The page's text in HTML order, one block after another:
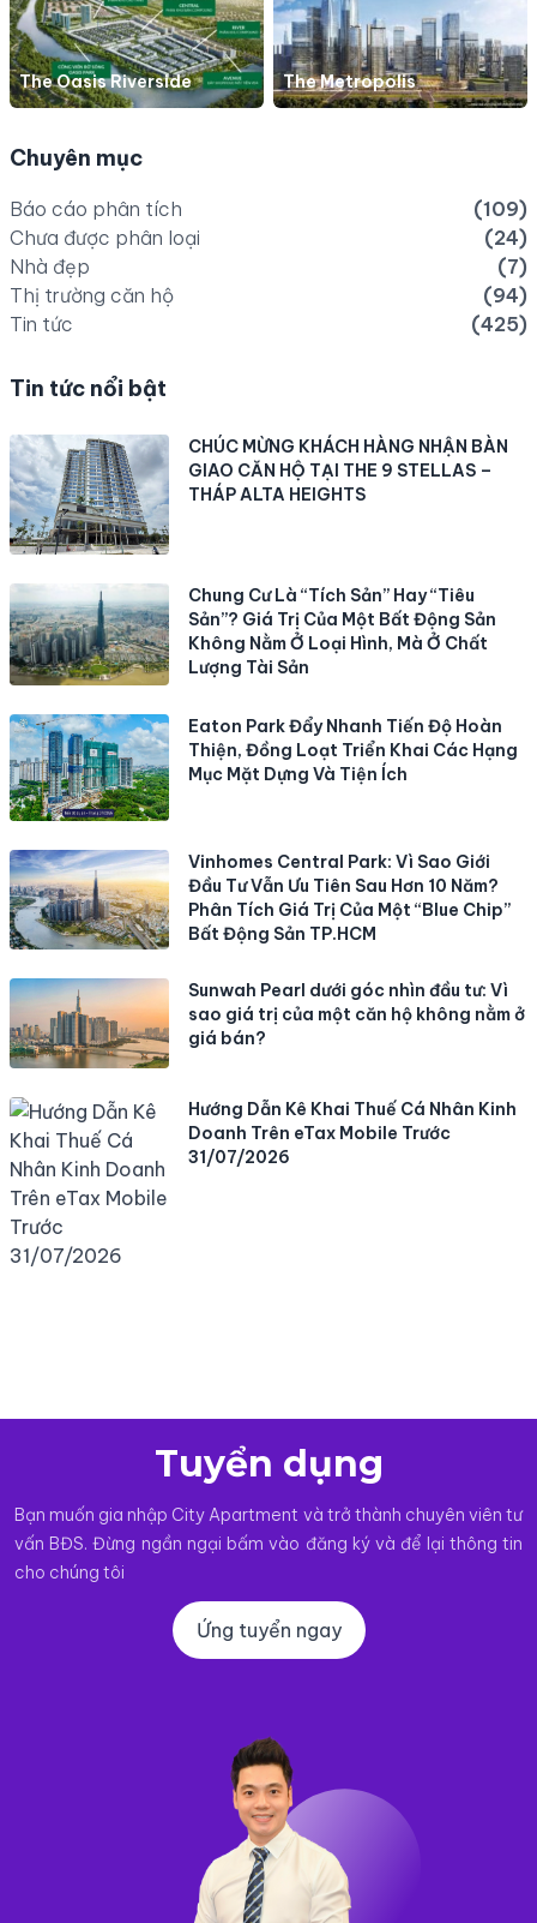
The Oasis Riverside The Metropolis
Chuyên mục
Báo cáo phân tích
(109)
Chưa được phân loại
(24)
Nhà đẹp
(7)
Thị trường căn hộ
(94)
Tin tức
(425)
Tin tức nổi bật
CHÚC MỪNG KHÁCH HÀNG NHẬN BÀN
GIAO CĂN HỘ TẠI THE 9 STELLAS –
THÁP ALTA HEIGHTS
Chung Cư Là “Tích Sản” Hay “Tiêu
Sản”? Giá Trị Của Một Bất Động Sản
Không Nằm Ở Loại Hình, Mà Ở Chất
Lượng Tài Sản
Eaton Park Đẩy Nhanh Tiến Độ Hoàn
Thiện, Đồng Loạt Triển Khai Các Hạng
Mục Mặt Dựng Và Tiện Ích
Vinhomes Central Park: Vì Sao Giới
Đầu Tư Vẫn Ưu Tiên Sau Hơn 10 Năm?
Phân Tích Giá Trị Của Một “Blue Chip”
Bất Động Sản TP.HCM
Sunwah Pearl dưới góc nhìn đầu tư: Vì
sao giá trị của một căn hộ không nằm ở
giá bán?
Hướng Dẫn Kê Khai Thuế Cá Nhân Kinh
Doanh Trên eTax Mobile Trước
31/07/2026
Tuyển dụng
Bạn muốn gia nhập City Apartment và trở thành chuyên viên tư
vấn BĐS. Đừng ngần ngại bấm vào đăng ký và để lại thông tin
cho chúng tôi
Ứng tuyển ngay